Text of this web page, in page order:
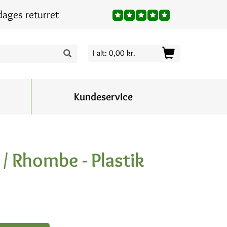
returret
I alt: 0,00 kr.
Kundeservice
Rhombe - Plastik